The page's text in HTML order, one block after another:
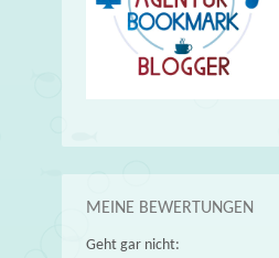
MEINE BEWERTUNGEN
Geht gar nicht: